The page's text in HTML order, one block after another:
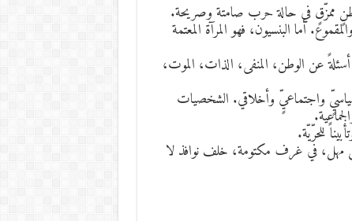
ممزّقٍ في حالة حرب صامتة وصريحة.
أما البنسيون، فهو المرآة المعتمة
عن الوطن، المنفى، الذات، الموت،
واجتماعيٍّ وأخلاقي. الشخصيات
للحرّيّة.
مهل، في غرف مكتومة، خلف نوافذ لا